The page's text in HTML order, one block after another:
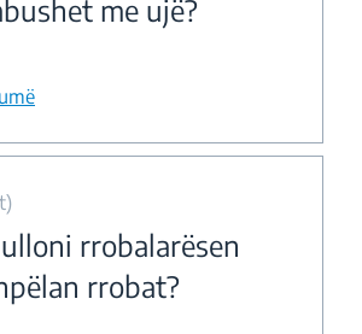
me ujë?
rrobalarësen
rrobat?